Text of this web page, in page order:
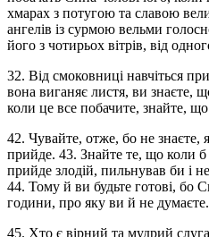
хмарах з потугою та славою
ангелів із сурмою вельми
його з чотирьох вітрів, від
32. Від смоковниці навчіться
вона виганяє листя, ви знаєте,
коли це все побачите, знайте,
42. Чувайте, отже, бо не знаєте,
прийде. 43. Знайте те, що коли б
прийде злодій, пильнував би і
44. Тому й ви будьте готові, бо
години, про яку ви й не думаєте.
45. Хто є вірний та мудрий